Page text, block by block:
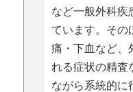
など一般外科疾
ています。その
痛・下血など、
れる症状の精査
ながら系統的に